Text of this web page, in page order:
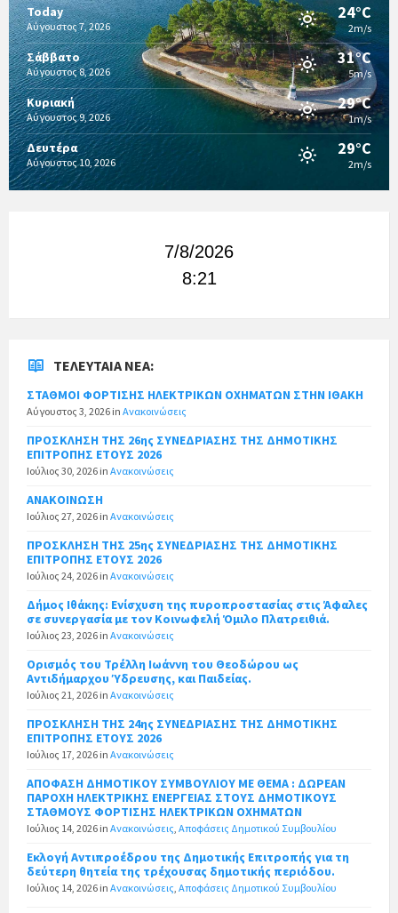
Today
Αύγουστος 7, 2026
24°C
2m/s
Σάββατο
Αύγουστος 8, 2026
31°C
5m/s
Κυριακή
Αύγουστος 9, 2026
29°C
1m/s
Δευτέρα
Αύγουστος 10, 2026
29°C
2m/s
7/8/2026
8:21
ΤΕΛΕΥΤΑΊΑ ΝΈΑ:
ΣΤΑΘΜΟΙ ΦΟΡΤΙΣΗΣ ΗΛΕΚΤΡΙΚΩΝ ΟΧΗΜΑΤΩΝ ΣΤΗΝ ΙΘΑΚΗ
Αύγουστος 3, 2026 in Ανακοινώσεις
ΠΡΟΣΚΛΗΣΗ ΤΗΣ 26ης ΣΥΝΕΔΡΙΑΣΗΣ ΤΗΣ ΔΗΜΟΤΙΚΗΣ
ΕΠΙΤΡΟΠΗΣ ΕΤΟΥΣ 2026
Ιούλιος 30, 2026 in Ανακοινώσεις
ΑΝΑΚΟΙΝΩΣΗ
Ιούλιος 27, 2026 in Ανακοινώσεις
ΠΡΟΣΚΛΗΣΗ ΤΗΣ 25ης ΣΥΝΕΔΡΙΑΣΗΣ ΤΗΣ ΔΗΜΟΤΙΚΗΣ
ΕΠΙΤΡΟΠΗΣ ΕΤΟΥΣ 2026
Ιούλιος 24, 2026 in Ανακοινώσεις
Δήμος Ιθάκης: Ενίσχυση της πυροπροστασίας στις Άφαλες
σε συνεργασία με τον Κοινωφελή Όμιλο Πλατρειθιά.
Ιούλιος 23, 2026 in Ανακοινώσεις
Ορισμός του Τρέλλη Ιωάννη του Θεοδώρου ως
Αντιδήμαρχου Ύδρευσης, και Παιδείας.
Ιούλιος 21, 2026 in Ανακοινώσεις
ΠΡΟΣΚΛΗΣΗ ΤΗΣ 24ης ΣΥΝΕΔΡΙΑΣΗΣ ΤΗΣ ΔΗΜΟΤΙΚΗΣ
ΕΠΙΤΡΟΠΗΣ ΕΤΟΥΣ 2026
Ιούλιος 17, 2026 in Ανακοινώσεις
ΑΠΟΦΑΣΗ ΔΗΜΟΤΙΚΟΥ ΣΥΜΒΟΥΛΙΟΥ ΜΕ ΘΕΜΑ : ΔΩΡΕΑΝ
ΠΑΡΟΧΗ ΗΛΕΚΤΡΙΚΗΣ ΕΝΕΡΓΕΙΑΣ ΣΤΟΥΣ ΔΗΜΟΤΙΚΟΥΣ
ΣΤΑΘΜΟΥΣ ΦΟΡΤΙΣΗΣ ΗΛΕΚΤΡΙΚΩΝ ΟΧΗΜΑΤΩΝ
Ιούλιος 14, 2026 in Ανακοινώσεις, Αποφάσεις Δημοτικού Συμβουλίου
Εκλογή Αντιπροέδρου της Δημοτικής Επιτροπής για τη
δεύτερη θητεία της τρέχουσας δημοτικής περιόδου.
Ιούλιος 14, 2026 in Ανακοινώσεις, Αποφάσεις Δημοτικού Συμβουλίου